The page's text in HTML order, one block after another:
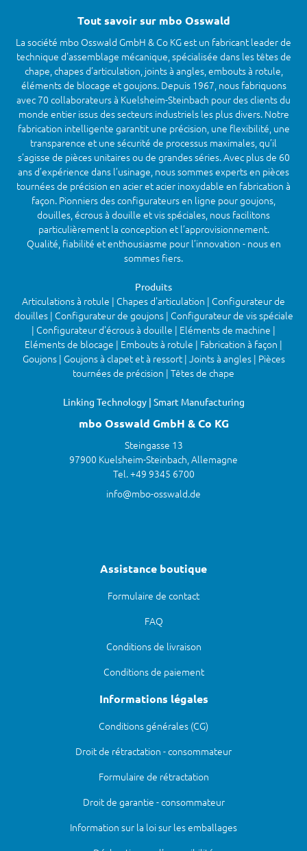
Tout savoir sur mbo Osswald
La société mbo Osswald GmbH & Co KG est un fabricant leader de
technique d'assemblage mécanique, spécialisée dans les têtes de
chape, chapes d’articulation, joints à angles, embouts à rotule,
éléments de blocage et goujons. Depuis 1967, nous fabriquons
avec 70 collaborateurs à Kuelsheim-Steinbach pour des clients du
monde entier issus des secteurs industriels les plus divers. Notre
fabrication intelligente garantit une précision, une flexibilité, une
transparence et une sécurité de processus maximales, qu’il
s’agisse de pièces unitaires ou de grandes séries. Avec plus de 60
ans d’expérience dans l’usinage, nous sommes experts en pièces
tournées de précision en acier et acier inoxydable en fabrication à
façon. Pionniers des configurateurs en ligne pour goujons,
douilles, écrous à douille et vis spéciales, nous facilitons
particulièrement la conception et l’approvisionnement.
Qualité, fiabilité et enthousiasme pour l’innovation - nous en
sommes fiers.
Produits
Articulations à rotule | Chapes d'articulation | Configurateur de
douilles | Configurateur de goujons | Configurateur de vis spéciale
| Configurateur d'écrous à douille | Eléments de machine |
Eléments de blocage | Embouts à rotule | Fabrication à façon |
Goujons | Goujons à clapet et à ressort | Joints à angles | Pièces
tournées de précision | Têtes de chape
Linking Technology | Smart Manufacturing
mbo Osswald GmbH & Co KG
Steingasse 13
97900 Kuelsheim-Steinbach, Allemagne
Tel. +49 9345 6700
info@mbo-osswald.de
Assistance boutique
Formulaire de contact
FAQ
Conditions de livraison
Conditions de paiement
Informations légales
Conditions générales (CG)
Droit de rétractation - consommateur
Formulaire de rétractation
Droit de garantie - consommateur
Information sur la loi sur les emballages